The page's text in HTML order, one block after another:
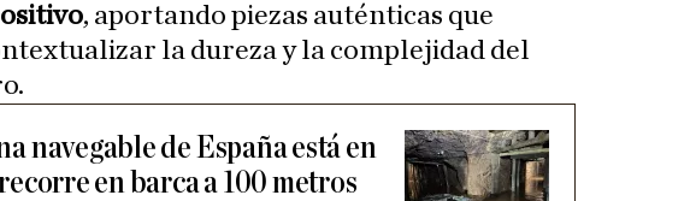
, aportando piezas auténticas que
la dureza y la complejidad del
navegable de España está en
en barca a 100 metros